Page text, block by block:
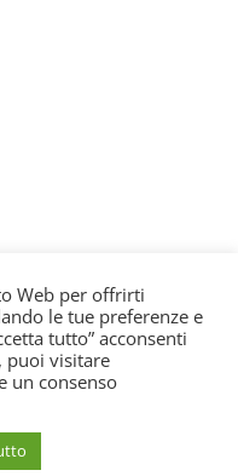
4 Novembre, 105
- Cod.
Web per offrirti
le tue preferenze e
tutto” acconsenti
puoi visitare
un consenso